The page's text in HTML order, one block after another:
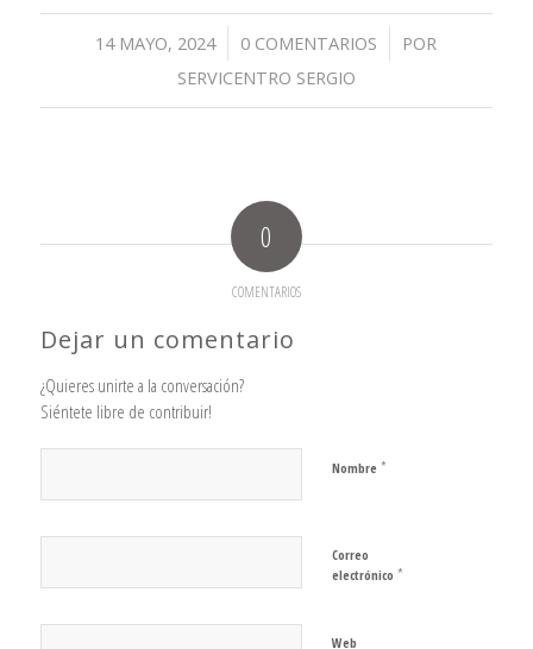
14 MAYO, 2024
/ 0 COMENTARIOS
/
POR
SERVICENTRO SERGIO
0
COMENTARIOS
Dejar un comentario
¿Quieres unirte a la conversación?
Siéntete libre de contribuir!
Nombre *
Correo
electrónico *
Web